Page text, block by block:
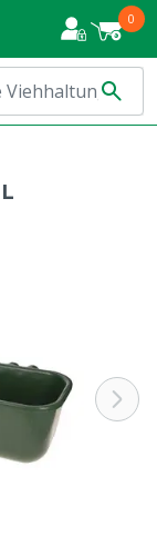
0